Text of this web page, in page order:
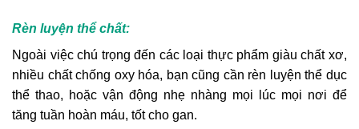
Rèn luyện thể chất:
Ngoài việc chú trọng đến các loại thực phẩm giàu chất xơ,
nhiều chất chống oxy hóa, bạn cũng cần rèn luyện thể dục
thể thao, hoặc vận động nhẹ nhàng mọi lúc mọi nơi để
tăng tuần hoàn máu, tốt cho gan.